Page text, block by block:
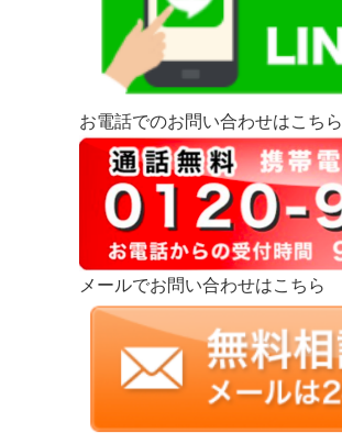
お電話でのお問い合わせはこちら
メールでお問い合わせはこちら